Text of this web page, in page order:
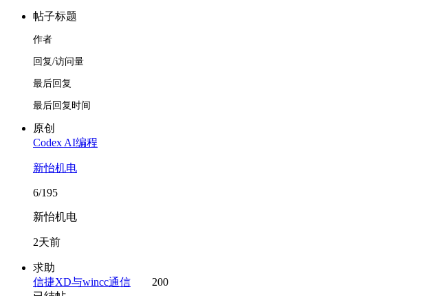
帖子标题
作者
回复/访问量
最后回复
最后回复时间
原创
Codex AI编程
新怡机电
6/195
新怡机电
2天前
求助
信捷XD与wincc通信
200